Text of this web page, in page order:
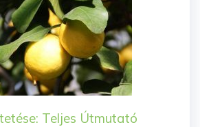
Teljes Útmutató